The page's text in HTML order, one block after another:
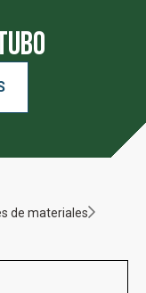
de materiales